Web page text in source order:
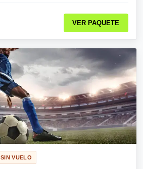
VER PAQUETE
SIN VUELO